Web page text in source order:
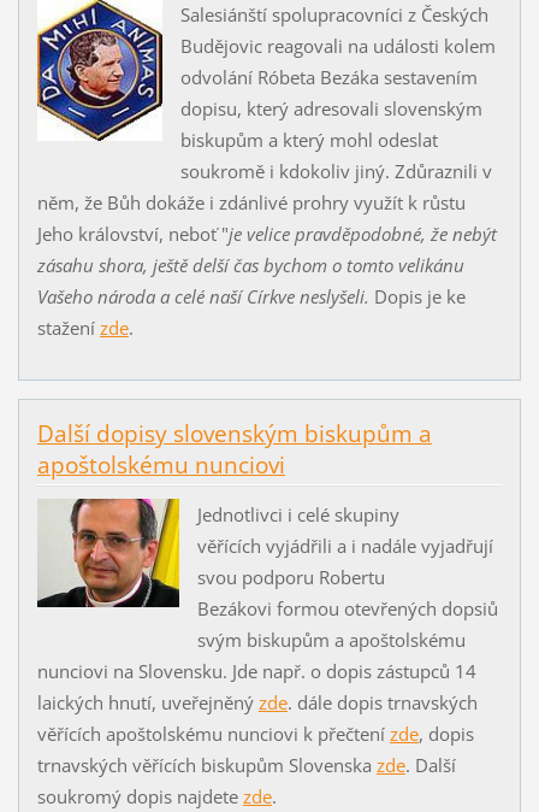
Salesiánští spolupracovníci z Českých
Budějovic reagovali na události kolem
odvolání Róbeta Bezáka sestavením
dopisu, který adresovali slovenským
biskupům a který mohl odeslat
soukromě i kdokoliv jiný. Zdůraznili v
něm, že Bůh dokáže i zdánlivé prohry využít k růstu
Jeho království, neboť "je velice pravděpodobné, že nebýt
zásahu shora, ještě delší čas bychom o tomto velikánu
Vašeho národa a celé naší Církve neslyšeli. Dopis je ke
stažení zde.
Další dopisy slovenským biskupům a
apoštolskému nunciovi
Jednotlivci i celé skupiny
věřících vyjádřili a i nadále vyjadřují
svou podporu Robertu
Bezákovi formou otevřených dopsiů
svým biskupům a apoštolskému
nunciovi na Slovensku. Jde např. o dopis zástupců 14
laických hnutí, uveřejněný zde. dále dopis trnavských
věřících apoštolskému nunciovi k přečtení zde, dopis
trnavských věřících biskupům Slovenska zde. Další
soukromý dopis najdete zde.